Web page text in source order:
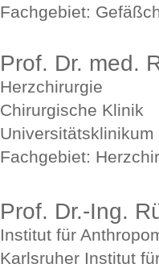
Fachgebiet:
Prof. Dr. med.
Herzchirurgie
Chirurgische Klinik
Universitätsklinikum
Fachgebiet:
Prof. Dr.-Ing.
Institut für
Karlsruher Institut